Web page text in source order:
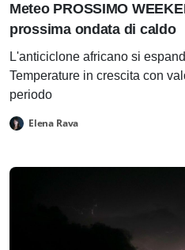
Meteo PROSSIMO
prossima ondata di caldo
L'anticiclone africano si
Temperature in crescita con
periodo
Elena Rava